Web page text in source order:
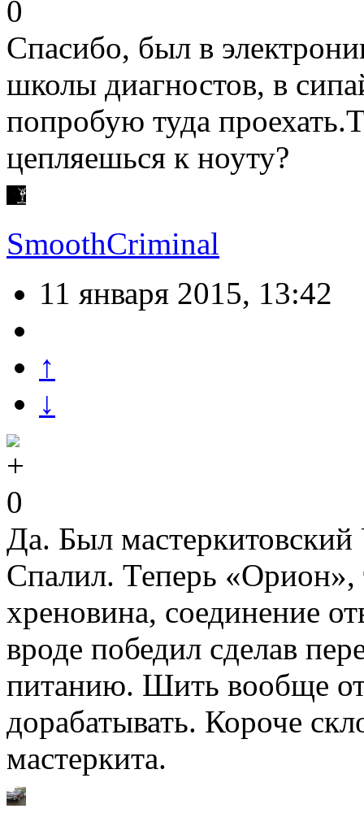
0
Спасибо, был в
школы диагностов, в
попробую туда
цепляешься к ноуту?
SmoothCriminal
11 января 2015, 13:42
↑
↓
0
Да. Был
Спалил. Теперь «Орион»,
хреновина, соединение
вроде победил сделав
питанию. Шить вообще
дорабатывать. Короче
мастеркита.